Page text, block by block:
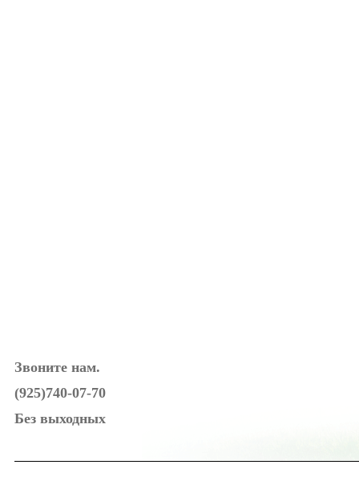
Звоните нам.
(925)740-07-70
Без выходных